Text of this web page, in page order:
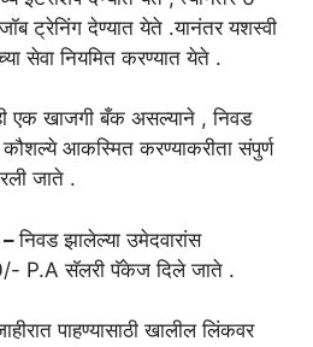
ट्रेनिंग देण्यात येते .यानंतर यशस्वी
सेवा नियमित करण्यात येते .
एक खाजगी बँक असल्याने , निवड
कौशल्ये आकस्मित करण्याकरीता संपुर्ण
जाते .
–निवड झालेल्या उमेदवारांस
P.A सॅलरी पॅकेज दिले जाते .
पाहण्यासाठी खालील लिंकवर